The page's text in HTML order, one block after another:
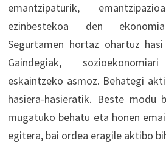
emantzipaturik,
ezinbestekoa den
Segurtamen hortaz ohartuz
Gaindegiak,
eskaintzeko asmoz. Behategi
hasiera-hasieratik. Beste modu
mugatuko behatu eta honen
egitera, bai ordea eragile aktibo